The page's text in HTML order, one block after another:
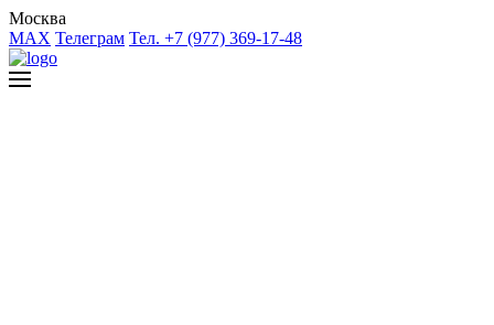
Москва
MAX Телеграм Тел. +7 (977) 369-17-48